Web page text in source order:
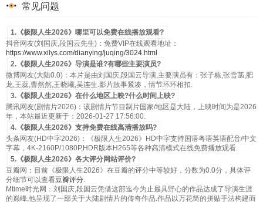
常见问题
1.《极限人生2026》哪里可以免费在线播放观看?
抖音网友(刘国庆,段国云先生)：免费VIP在线观看地址：
https://www.xilys.com/dianying/juqing/3024.html
2.《极限人生2026》导演是谁?有哪些主要演员?
微博网友(大陆0.0)：本片是由刘国庆,段国云导演,主要演员有：张子栋,张雪菡,肥
龙,王蕊,曹然然,王晓曦,吴连生.影片故事紧凑，情节环环相扣.
3.《极限人生2026》在什么地区上映?什么时间上映?
腾讯网友(剧情片2026)：该剧情片节目制片国家/地区是大陆，上映时间为是2026
年，本站最近更新于：2026-01-27 17:56:00.
4.《极限人生2026》支持免费在线高清播放吗?
头条网友(HD中字2026)：《极限人生2026》HD中字支持国语粤语英语配音/中文
字幕，4K-2160P/1080P,HDR版本H265等各种高清模式在线免费播放观看.
5.《极限人生2026》各大评分网站评价?
豆瓣网：目前《极限人生2026》在豆瓣的评分中等较好，分数为0.0分，具体评
分细节可以查看豆瓣评分.
Mtime时光网：刘国庆,段国云凭借这部迄今为止最具野心的作品达成了导演生涯
的巅峰,他呈现了一部关于大陆剧情片的传奇作品.作品以万花筒的拼贴手法构建而